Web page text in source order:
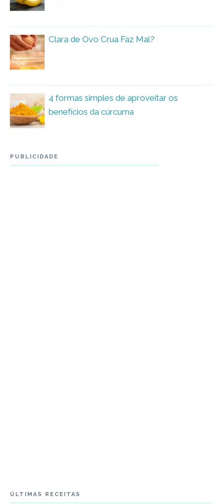
Clara de Ovo Crua Faz Mal?
4 formas simples de aproveitar os
benefícios da cúrcuma
PUBLICIDADE
ÚLTIMAS RECEITAS